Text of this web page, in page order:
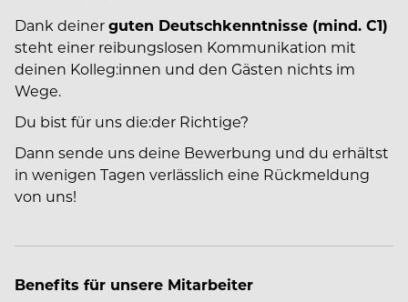
Dank deinerguten Deutschkenntnisse (mind. C1)
steht einer reibungslosen Kommunikation mit
deinen Kolleg:innen und den Gästen nichts im
Wege.
Du bist für uns die:der Richtige?
Dann sende uns deine Bewerbung und du erhältst
in wenigen Tagen verlässlich eine Rückmeldung
von uns!
Benefits für unsere Mitarbeiter